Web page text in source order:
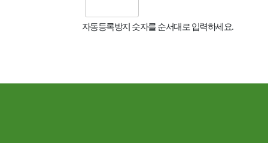
자동등록방지 숫자를 순서대로 입력하세요.